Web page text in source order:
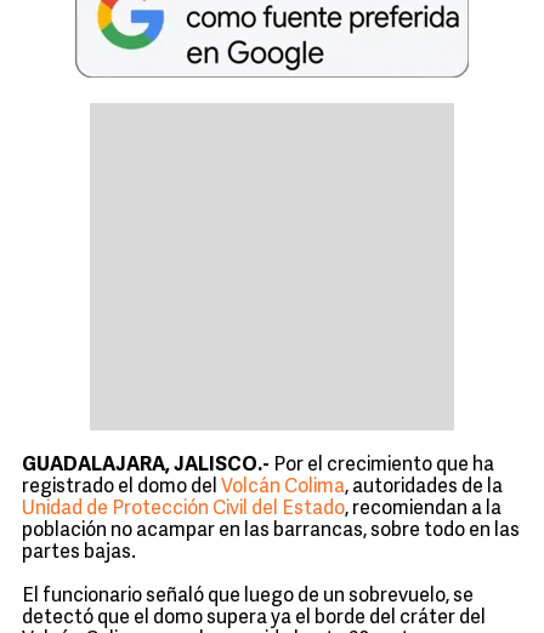
GUADALAJARA, JALISCO.- Por el crecimiento que ha
registrado el domo del Volcán Colima, autoridades de la
Unidad de Protección Civil del Estado, recomiendan a la
población no acampar en las barrancas, sobre todo en las
partes bajas.
El funcionario señaló que luego de un sobrevuelo, se
detectó que el domo supera ya el borde del cráter del